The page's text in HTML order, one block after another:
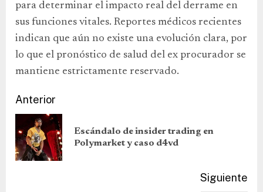
para determinar el impacto real del derrame en
sus funciones vitales. Reportes médicos recientes
indican que aún no existe una evolución clara, por
lo que el pronóstico de salud del ex procurador se
mantiene estrictamente reservado.
Anterior
Escándalo de insider trading en
Polymarket y caso d4vd
Siguiente